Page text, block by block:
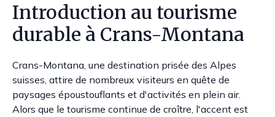
Introduction au tourisme
durable à Crans-Montana
Crans-Montana, une destination prisée des Alpes
suisses, attire de nombreux visiteurs en quête de
paysages époustouflants et d'activités en plein air.
Alors que le tourisme continue de croître, l'accent est